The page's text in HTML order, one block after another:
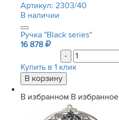
Артикул: 2303/40
В наличии
Ручка "Black series"
16 878
-
Купить в 1 клик
В избранном В избранное